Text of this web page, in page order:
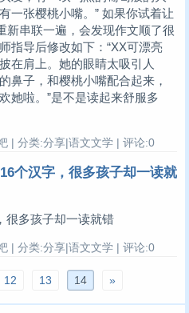
一张樱桃小嘴。” 如果你试着让
新串联一遍，会发现作文顺了很
指导后修改如下：“XX可漂亮
在肩上。她的眼睛太吸引人
鼻子，和樱桃小嘴配合起来，
她啦。”是不是读起来舒服多
| 分类:分享|语文文学 | 评论:0
个汉字，很多孩子却一读就
很多孩子却一读就错
| 分类:分享|语文文学 | 评论:0
12 13 14 »